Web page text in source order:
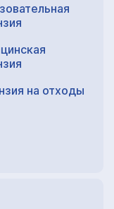
на отходы